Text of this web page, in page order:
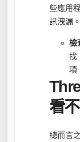
些應用
訊洩漏。
檢
找
項
看
總而言